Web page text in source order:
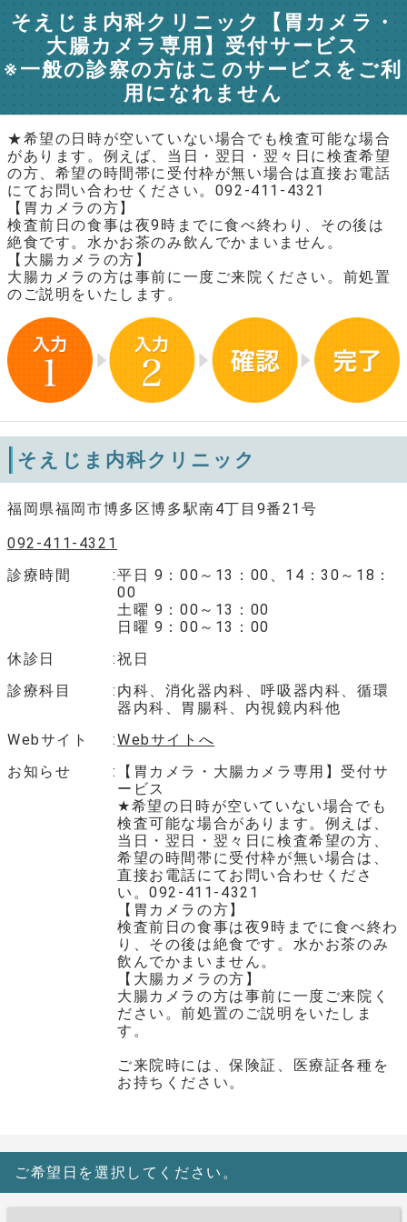
そえじま内科クリニック【胃カメラ・
大腸カメラ専用】受付サービス
※一般の診察の方はこのサービスをご利
用になれません
★希望の日時が空いていない場合でも検査可能な場合
があります。例えば、当日・翌日・翌々日に検査希望
の方、希望の時間帯に受付枠が無い場合は直接お電話
にてお問い合わせください。092-411-4321
【胃カメラの方】
検査前日の食事は夜9時までに食べ終わり、その後は
絶食です。水かお茶のみ飲んでかまいません。
【大腸カメラの方】
大腸カメラの方は事前に一度ご来院ください。前処置
のご説明をいたします。
そえじま内科クリニック
福岡県福岡市博多区博多駅南4丁目9番21号
092-411-4321
診療時間
平日 9：00～13：00、14：30～18：
00
土曜 9：00～13：00
日曜 9：00～13：00
休診日
祝日
診療科目
内科、消化器内科、呼吸器内科、循環
器内科、胃腸科、内視鏡内科他
Webサイト
Webサイトへ
お知らせ
【胃カメラ・大腸カメラ専用】受付サ
ービス
★希望の日時が空いていない場合でも
検査可能な場合があります。例えば、
当日・翌日・翌々日に検査希望の方、
希望の時間帯に受付枠が無い場合は、
直接お電話にてお問い合わせくださ
い。092-411-4321
【胃カメラの方】
検査前日の食事は夜9時までに食べ終わ
り、その後は絶食です。水かお茶のみ
飲んでかまいません。
【大腸カメラの方】
大腸カメラの方は事前に一度ご来院く
ださい。前処置のご説明をいたしま
す。
ご来院時には、保険証、医療証各種を
お持ちください。
ご希望日を選択してください。